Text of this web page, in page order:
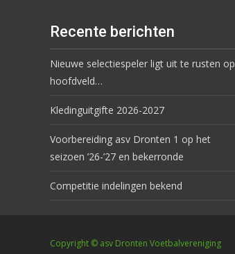
Recente berichten
Nieuwe selectiespeler ligt uit te rusten op
hoofdveld…
Kledinguitgifte 2026-2027
Voorbereiding asv Dronten 1 op het
seizoen ’26-’27 en bekerronde
Competitie indelingen bekend
Copyright © asv Dronten Voetbalvereniging